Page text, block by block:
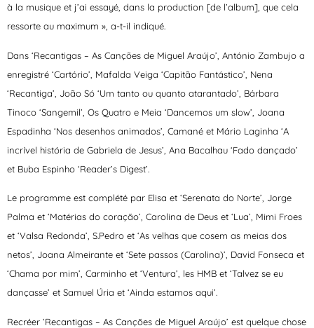
à la musique et j’ai essayé, dans la production [de l’album], que cela
ressorte au maximum », a-t-il indiqué.
Dans ‘Recantigas – As Canções de Miguel Araújo’, António Zambujo a
enregistré ‘Cartório’, Mafalda Veiga ‘Capitão Fantástico’, Nena
‘Recantiga’, João Só ‘Um tanto ou quanto atarantado’, Bárbara
Tinoco ‘Sangemil’, Os Quatro e Meia ‘Dancemos um slow’, Joana
Espadinha ‘Nos desenhos animados’, Camané et Mário Laginha ‘A
incrível história de Gabriela de Jesus’, Ana Bacalhau ‘Fado dançado’
et Buba Espinho ‘Reader’s Digest’.
Le programme est complété par Elisa et ‘Serenata do Norte’, Jorge
Palma et ‘Matérias do coração’, Carolina de Deus et ‘Lua’, Mimi Froes
et ‘Valsa Redonda’, S.Pedro et ‘As velhas que cosem as meias dos
netos’, Joana Almeirante et ‘Sete passos (Carolina)’, David Fonseca et
‘Chama por mim’, Carminho et ‘Ventura’, les HMB et ‘Talvez se eu
dançasse’ et Samuel Úria et ‘Ainda estamos aqui’.
Recréer ‘Recantigas – As Canções de Miguel Araújo’ est quelque chose